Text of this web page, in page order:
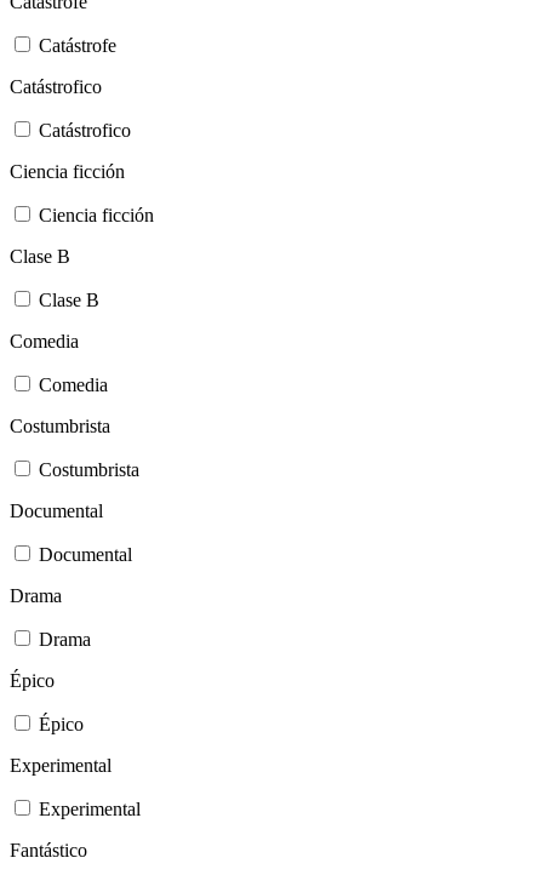
Catástrofe
Catástrofico
Catástrofico
Ciencia ficción
Ciencia ficción
Clase B
Clase B
Comedia
Comedia
Costumbrista
Costumbrista
Documental
Documental
Drama
Drama
Épico
Épico
Experimental
Experimental
Fantástico